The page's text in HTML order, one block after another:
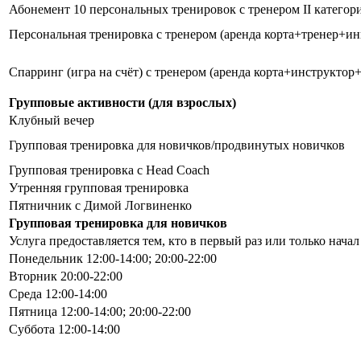
Абонемент 10 персональных тренировок с тренером II
Персональная тренировка с тренером (аренда
Спарринг (игра на счёт) с тренером (аренда
Групповые активности (для взрослых)
Клубный вечер
Групповая тренировка для новичков/продвинутых новичков
Групповая тренировка с Head Coach
Утренняя групповая тренировка
Пятничник с Димой Логвиненко
Групповая тренировка для новичков
Услуга предоставляется тем, кто в первый раз или только
Понедельник 12:00-14:00; 20:00-22:00
Вторник 20:00-22:00
Среда 12:00-14:00
Пятница 12:00-14:00; 20:00-22:00
Суббота 12:00-14:00